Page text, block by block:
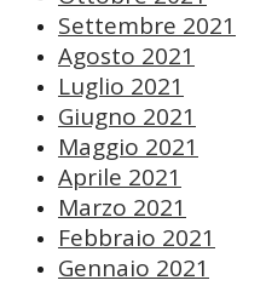
Settembre 2021
Agosto 2021
Luglio 2021
Giugno 2021
Maggio 2021
Aprile 2021
Marzo 2021
Febbraio 2021
Gennaio 2021